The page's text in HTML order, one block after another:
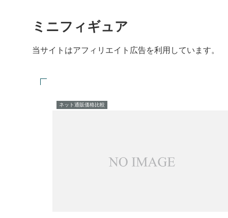
ミニフィギュア
当サイトはアフィリエイト広告を利用しています。
ネット通販価格比較